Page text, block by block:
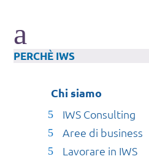
a
PERCHÈ IWS
Chi siamo
IWS Consulting
Aree di business
Lavorare in IWS